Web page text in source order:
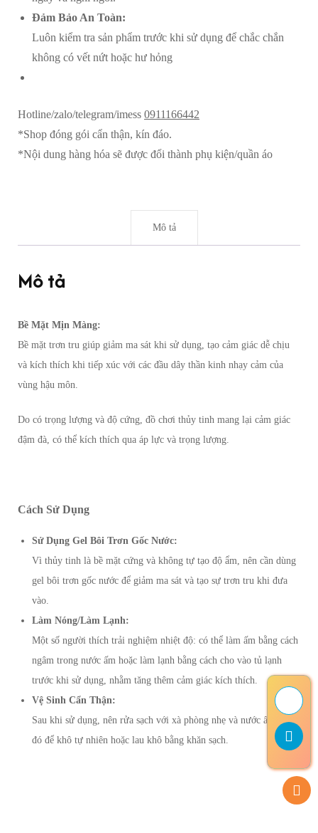
Đảm Bảo An Toàn:
Luôn kiểm tra sản phẩm trước khi sử dụng để chắc chắn
không có vết nứt hoặc hư hỏng
Hotline/zalo/telegram/imess 0911166442
*Shop đóng gói cẩn thận, kín đáo.
*Nội dung hàng hóa sẽ được đổi thành phụ kiện/quần áo
Mô tả
Mô tả
Bề Mặt Mịn Màng:
Bề mặt trơn tru giúp giảm ma sát khi sử dụng, tạo cảm giác dễ chịu
và kích thích khi tiếp xúc với các đầu dây thần kinh nhạy cảm của
vùng hậu môn.
Do có trọng lượng và độ cứng, đồ chơi thủy tinh mang lại cảm giác
đậm đà, có thể kích thích qua áp lực và trọng lượng.
Cách Sử Dụng
Sử Dụng Gel Bôi Trơn Gốc Nước:
Vì thủy tinh là bề mặt cứng và không tự tạo độ ẩm, nên cần dùng
gel bôi trơn gốc nước để giảm ma sát và tạo sự trơn tru khi đưa
vào.
Làm Nóng/Làm Lạnh:
Một số người thích trải nghiệm nhiệt độ: có thể làm ấm bằng cách
ngâm trong nước ấm hoặc làm lạnh bằng cách cho vào tủ lạnh
trước khi sử dụng, nhằm tăng thêm cảm giác kích thích.
Vệ Sinh Cẩn Thận:
Sau khi sử dụng, nên rửa sạch với xà phòng nhẹ và nước ấm, sau
đó để khô tự nhiên hoặc lau khô bằng khăn sạch.